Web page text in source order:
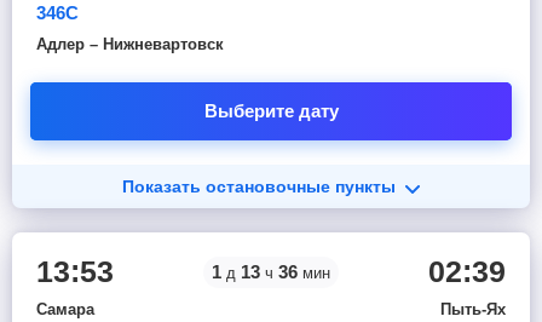
346С
Адлер – Нижневартовск
Выберите дату
Показать остановочные пункты
13:53
Самара
1 д 13 ч 36 мин 02:39
Пыть-Ях